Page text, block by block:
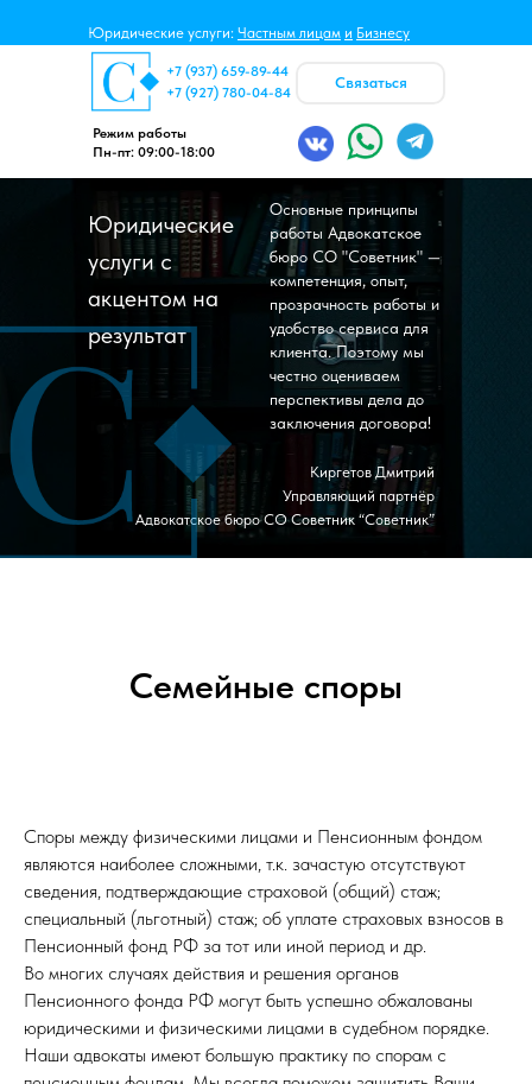
+7 (937) 659-89-44
+7 (927) 780-04-84
Режим работы
Пн-пт: 09:00-18:00
Связаться
Юридические услуги: Частным лицам и Бизнесу
Юридические
услуги c
акцентом на
результат
Основные принципы
работы Адвокатское
бюро СО "Советник" —
компетенция, опыт,
прозрачность работы и
удобство сервиса для
клиента. Поэтому мы
честно оцениваем
перспективы дела до
заключения договора!
Киргетов Дмитрий
Управляющий партнёр
Адвокатское бюро СО Советник “Советник”
Семейные споры
Споры между физическими лицами и Пенсионным фондом
являются наиболее сложными, т.к. зачастую отсутствуют
сведения, подтверждающие страховой (общий) стаж;
специальный (льготный) стаж; об уплате страховых взносов в
Пенсионный фонд РФ за тот или иной период и др.
Во многих случаях действия и решения органов
Пенсионного фонда РФ могут быть успешно обжалованы
юридическими и физическими лицами в судебном порядке.
Наши адвокаты имеют большую практику по спорам с